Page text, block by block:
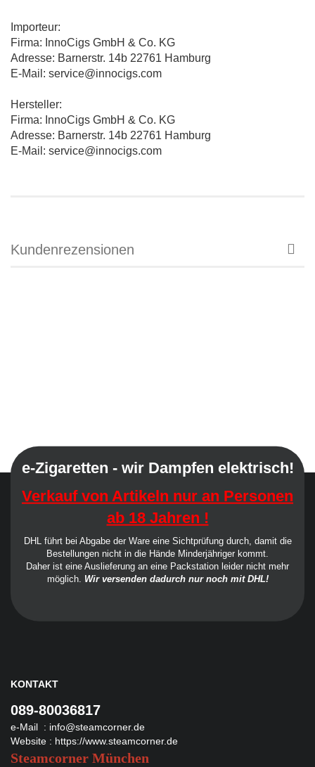
Importeur:
Firma: InnoCigs GmbH & Co. KG
Adresse: Barnerstr. 14b 22761 Hamburg
E-Mail: service@innocigs.com
Hersteller:
Firma: InnoCigs GmbH & Co. KG
Adresse: Barnerstr. 14b 22761 Hamburg
E-Mail: service@innocigs.com
Kundenrezensionen
e-Zigaretten - wir Dampfen elektrisch!
Verkauf von Artikeln nur an Personen
ab 18 Jahren !
DHL führt bei Abgabe der Ware eine Sichtprüfung durch, damit die
Bestellungen nicht in die Hände Minderjähriger kommt.
Daher ist eine Auslieferung an eine Packstation leider nicht mehr
möglich. Wir versenden dadurch nur noch mit DHL!
KONTAKT
089-80036817
e-Mail : info@steamcorner.de
Website : https://www.steamcorner.de
Steamcorner München